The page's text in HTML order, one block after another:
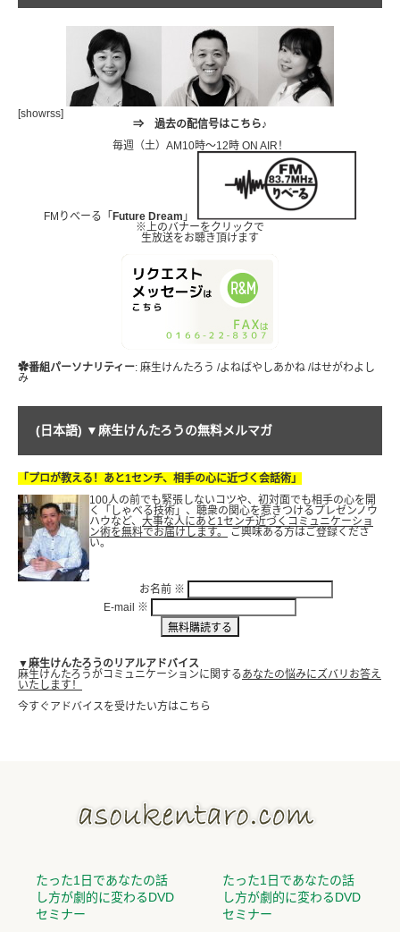
[showrss]
⇒ 過去の配信号はこちら♪
毎週（土）AM10時～12時 ON AIR！
FMりべーる「 Future Dream 」
※上のバナーをクリックで
生放送をお聴き頂けます
✿番組パーソナリティー: 麻生けんたろう /よねばやしあかね /はせがわよし
み
(日本語) ▼麻生けんたろうの無料メルマガ
「プロが教える！あと1センチ、相手の心に近づく会話術」
100人の前でも緊張しないコツや、初対面でも相手の心を開
く「しゃべる技術」、聴衆の関心を惹きつけるプレゼンノウ
ハウなど、 大事な人にあと1センチ近づくコミュニケーショ
ン術を無料でお届けします。
ご興味ある方はご登録くださ
い。
お名前 ※
E-mail ※
▼麻生けんたろうのリアルアドバイス
麻生けんたろうがコミュニケーションに関するあなたの悩みにズバリお答え
いたします！
今すぐアドバイスを受けたい方はこちら
たった1日であなたの話
し方が劇的に変わるDVD
セミナー
たった1日であなたの話
し方が劇的に変わるDVD
セミナー